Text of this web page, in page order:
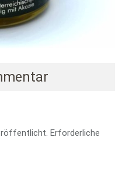
Erforderliche